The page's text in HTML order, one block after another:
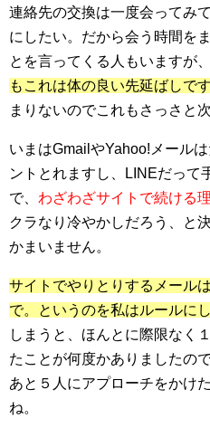
連絡先の交換は一度会ってみ
にしたい。だから会う時間を
とを言ってくる人もいますが、
もこれは体の良い先延ばしです
まりないのでこれもさっさと
いまはGmailやYahoo!メール
ントとれますし、LINEだって
で、 わざわざサイトで続ける
クラなり冷やかしだろう、と
かまいません。
サイトでやりとりするメール
で。というのを私はルールに
しまうと、ほんとに際限なく
たことが何度かありましたの
あと５人にアプローチをかけ
ね。